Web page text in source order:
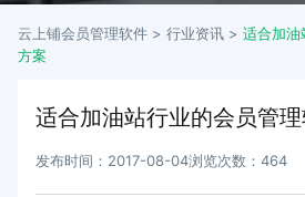
云上铺会员管理软件 > 行业资讯 > 适合加油
方案
适合加油站行业的会员管
发布时间：2017-08-04浏览次数：464